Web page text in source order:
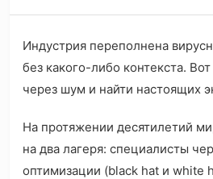
Индустрия переполнена
без какого-либо контекста. Вот
через шум и найти настоящих
На протяжении десятилетий
на два лагеря: специалисты
оптимизации (black hat и white